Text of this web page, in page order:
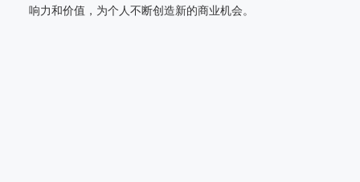
响力和价值，为个人不断创造新的商业机会。